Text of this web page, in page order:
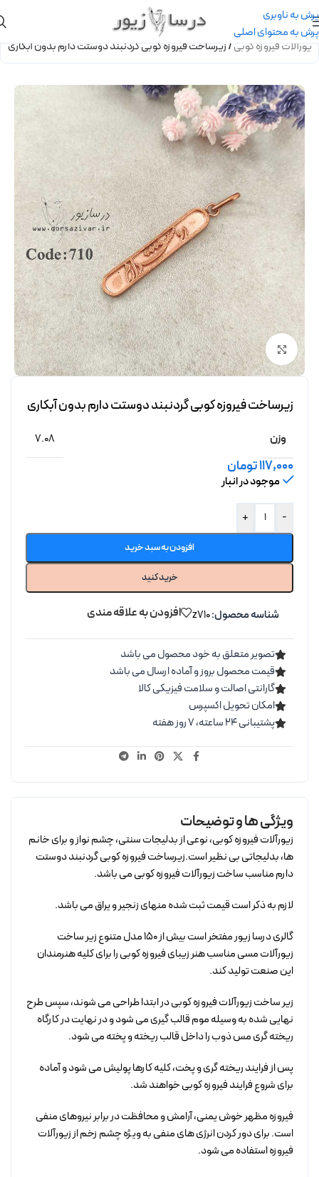
پرش به ناوبری
پرش به محتوای اصلی
فیروزه کوبی/زیرساخت فیروزه کوبی گردنبند دوستت دارم بدون آبکاری
برای بزرگنمایی کلیک کنید
زیرساخت فیروزه کوبی گردنبند دوستت دارم بدون آبکاری
وزن 7.08
117,000تومان
موجود در انبار
-
+
افزودن به سبد خرید
خرید کنید
شناسه محصول:z710 افزودن به علاقه مندی
تصویر متعلق به خود محصول می باشد
قیمت محصول بروز و آماده ارسال می باشد
گارانتی اصالت و سلامت فیزیکی کالا
امکان تحویل اکسپرس
پشتیبانی ۲۴ ساعته، ۷ روز هفته
ویژگی ها و توضیحات
زیورآلات فیروزه کوبی، نوعی از بدلیجات سنتی، چشم نواز و برای خانم
ها، بدلیجاتی بی نظیر است.زیرساخت فیروزه کوبی گردنبند دوستت
دارم مناسب ساخت زیورآلات فیروزه کوبی می باشد.
لازم به ذکر است قیمت ثبت شده منهای زنجیر و یراق می باشد.
گالری درسا زیور مفتخر است بیش از 150 مدل متنوع زیر ساخت
زیورآلات مسی مناسب هنر زیبای فیروزه کوبی را برای کلیه هنرمندان
این صنعت تولید کند.
زیر ساخت زیورآلات فیروزه کوبی در ابتدا طراحی می شوند، سپس طرح
نهایی شده به وسیله موم قالب گیری می شود و در نهایت در کارگاه
ریخته گری مس ذوب را داخل قالب ریخته و پخته می شود.
پس از فرایند ریخته گری و پخت، کلیه کارها پولیش می شود و آماده
برای شروع فرایند فیروزه کوبی خواهند شد.
فیروزه مظهر خوش یمنی، آرامش و محافظت در برابر نیروهای منفی
است. برای دور کردن انرژی های منفی به ویژه چشم زخم از زیورآلات
فیروزه استفاده می شود.